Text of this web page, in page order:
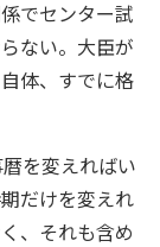
でセンター試
ない。大臣が
体、すでに格
を変えればい
だけを変えれ
、それも含め